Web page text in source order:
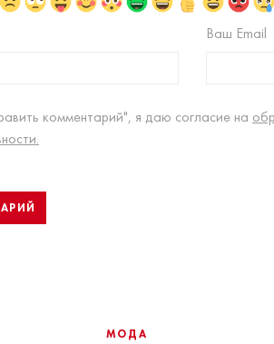
Ваш Email
комментарий", я даю согласие на
МОДА